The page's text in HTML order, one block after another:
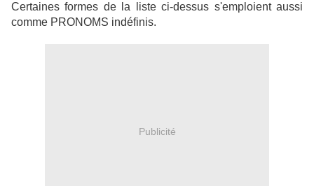
Certaines formes de la liste ci-dessus s'emploient aussi
comme PRONOMS indéfinis.
Publicité